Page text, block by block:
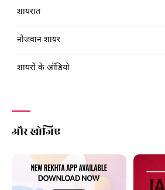
शायरात
नौजवान शायर
शायरों के ऑडियो
और खोजिए